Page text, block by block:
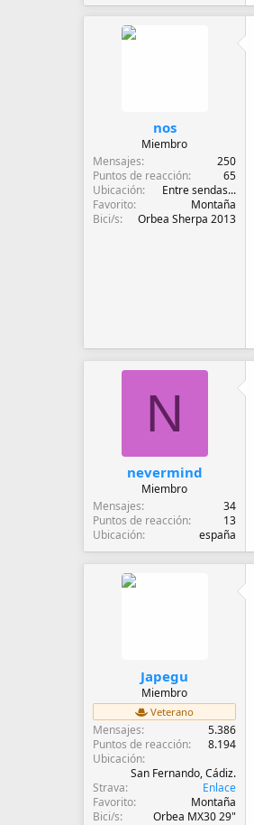
nos
Miembro
Mensajes
250
Puntos de reacción
65
Ubicación
Entre sendas...
Favorito
Montaña
Bici/s
Orbea Sherpa 2013
N
nevermind
Miembro
Mensajes
34
Puntos de reacción
13
Ubicación
españa
Japegu
Miembro
Veterano
Mensajes
5.386
Puntos de reacción
8.194
Ubicación
San Fernando, Cádiz.
Strava
Enlace
Favorito
Montaña
Bici/s
Orbea MX30 29"